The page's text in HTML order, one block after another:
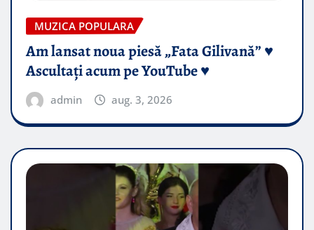
MUZICA POPULARA
Am lansat noua piesă „Fata Gilivană” ♥️
Ascultați acum pe YouTube ♥️
admin aug. 3, 2026